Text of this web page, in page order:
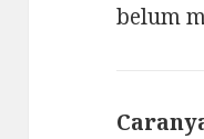
belum